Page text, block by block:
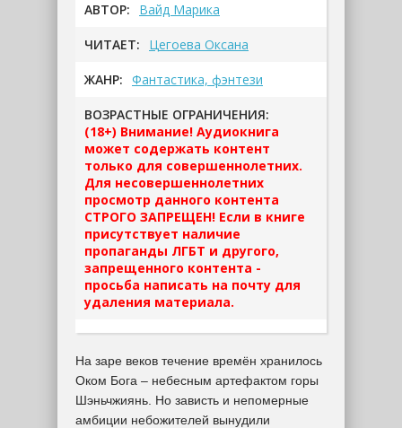
АВТОР: Вайд Марика
ЧИТАЕТ: Цегоева Оксана
ЖАНР: Фантастика, фэнтези
ВОЗРАСТНЫЕ ОГРАНИЧЕНИЯ:
(18+) Внимание! Аудиокнига
может содержать контент
только для совершеннолетних.
Для несовершеннолетних
просмотр данного контента
СТРОГО ЗАПРЕЩЕН! Если в книге
присутствует наличие
пропаганды ЛГБТ и другого,
запрещенного контента -
просьба написать на почту для
удаления материала.
На заре веков течение времён хранилось
Оком Бога – небесным артефактом горы
Шэньчжиянь. Но зависть и непомерные
амбиции небожителей вынудили